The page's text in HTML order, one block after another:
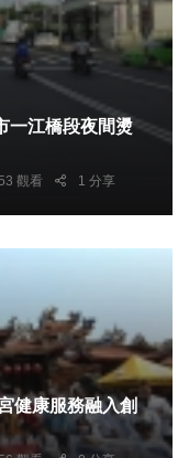
一江橋段夜間燙
觀看 1 分享